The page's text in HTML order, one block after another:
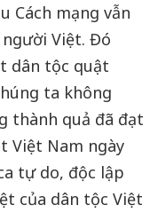
Cách mạng vẫn
Việt. Đó
dân tộc quật
ta không
thành quả đã đạt
Việt Nam ngày
tự do, độc lập
của dân tộc Việt